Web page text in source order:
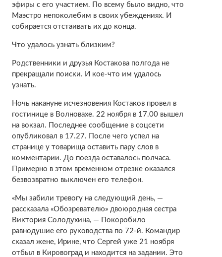
эфиры с его участием. По всему было видно, что
Маэстро непоколебим в своих убеждениях. И
собирается отстаивать их до конца.
Что удалось узнать близким?
Родственники и друзья Костакова полгода не
прекращали поиски. И кое-что им удалось
узнать.
Ночь накануне исчезновения Костаков провел в
гостинице в Волновахе. 22 ноября в 17.00 вышел
на вокзал. Последнее сообщение в соцсети
опубликовал в 17.27. После чего успел на
странице у товарища оставить пару слов в
комментарии. До поезда оставалось полчаса.
Примерно в этом временном отрезке оказался
безвозвратно выключен его телефон.
«Мы забили тревогу на следующий день, —
рассказала «Обозревателю» двоюродная сестра
Виктория Солодухина, — Покоробило
равнодушие его руководства по 72-й. Командир
сказал жене, Ирине, что Сергей уже 21 ноября
отбыл в Кировоград и находится на задании. Это